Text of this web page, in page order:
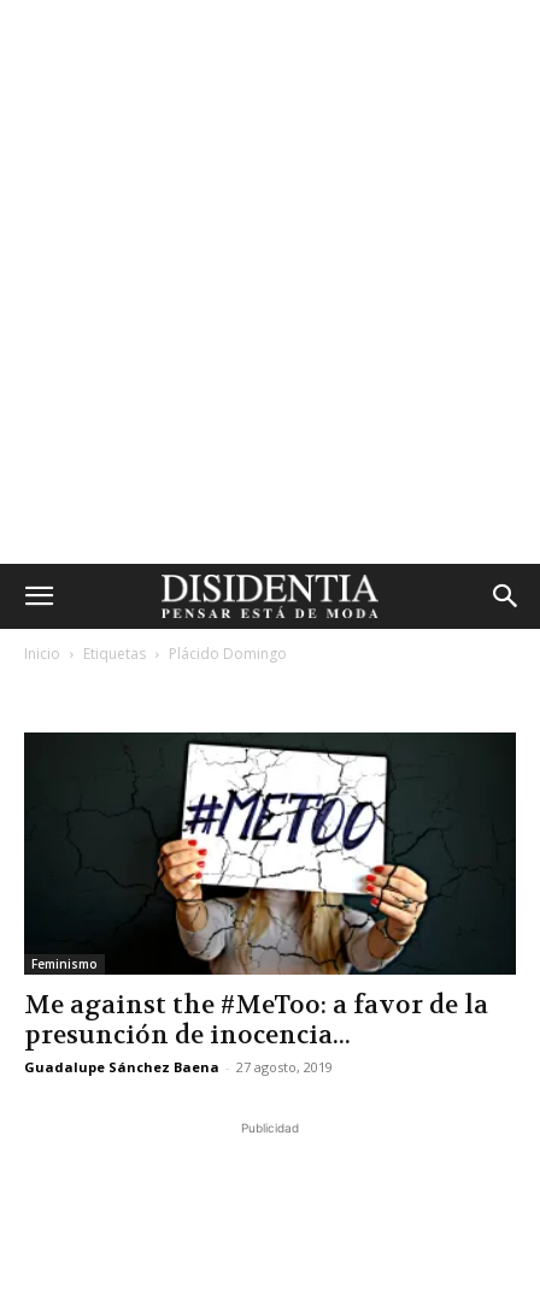
Inicio Etiquetas Plácido Domingo
Feminismo
Me against the #MeToo: a favor de la
presunción de inocencia...
Guadalupe Sánchez Baena - 27 agosto, 2019
Publicidad